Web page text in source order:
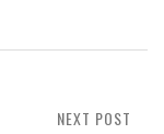
NEXT POST